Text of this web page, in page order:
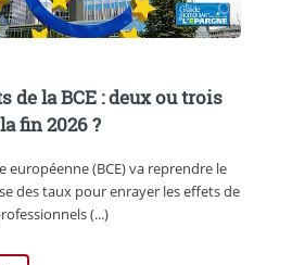
de la BCE : deux ou trois
fin 2026 ?
européenne (BCE) va reprendre le
des taux pour enrayer les effets de
(...)